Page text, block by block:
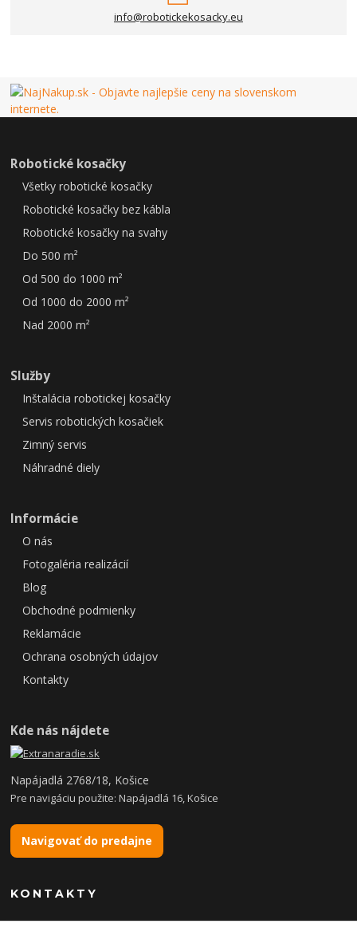
info@robotickekosacky.eu
Robotické kosačky
Všetky robotické kosačky
Robotické kosačky bez kábla
Robotické kosačky na svahy
Do 500 m²
Od 500 do 1000 m²
Od 1000 do 2000 m²
Nad 2000 m²
Služby
Inštalácia robotickej kosačky
Servis robotických kosačiek
Zimný servis
Náhradné diely
Informácie
O nás
Fotogaléria realizácií
Blog
Obchodné podmienky
Reklamácie
Ochrana osobných údajov
Kontakty
Kde nás nájdete
Napájadlá 2768/18, Košice
Pre navigáciu použite: Napájadlá 16, Košice
Navigovať do predajne
KONTAKTY